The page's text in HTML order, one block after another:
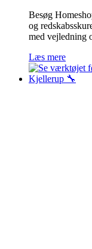
Besøg
og
med vejledning
Læs mere